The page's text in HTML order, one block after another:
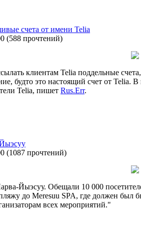
счета от имени Telia
(588 прочтений)
клиентам Telia поддельные
будто это настоящий счет от
Telia, пишет Rus.Err.
(1087 прочтений)
Йыэсуу. Обещали 10 000
до Meresuu SPA, где должен был
всех мероприятий."